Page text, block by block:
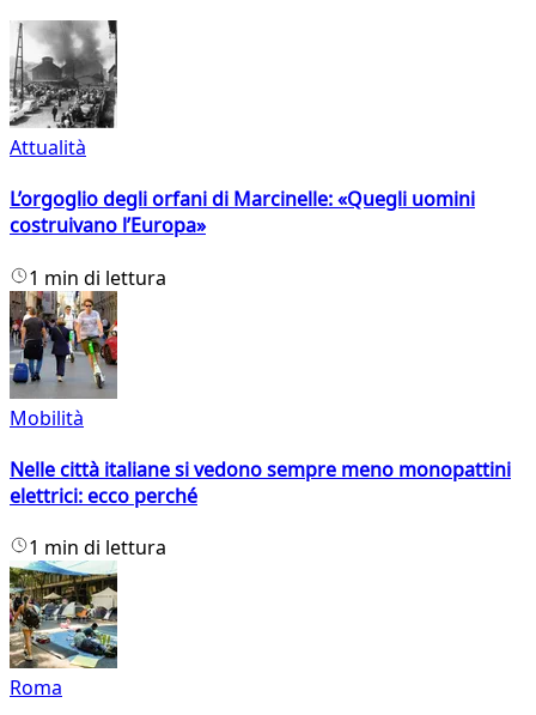
Attualità
L’orgoglio degli orfani di Marcinelle: «Quegli uomini
costruivano l’Europa»
1 min di lettura
Mobilità
Nelle città italiane si vedono sempre meno monopattini
elettrici: ecco perché
1 min di lettura
Roma